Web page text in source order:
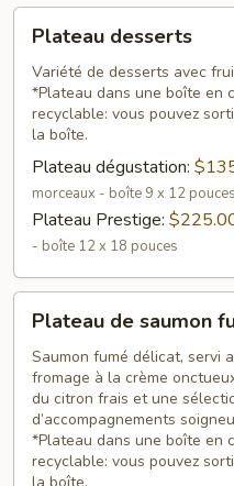
desserts
Plateau desserts
Variété de desserts avec
*Plateau dans une boîte en
recyclable: vous pouvez
la boîte.
Plateau dégustation:
morceaux - boîte 9 x 12 pouces
Plateau Prestige:
- boîte 12 x 18 pouces
saumon
fumé
Plateau de saumon
Saumon fumé délicat, servi
fromage à la crème
du citron frais et une
d’accompagnements
*Plateau dans une boîte en
recyclable: vous pouvez